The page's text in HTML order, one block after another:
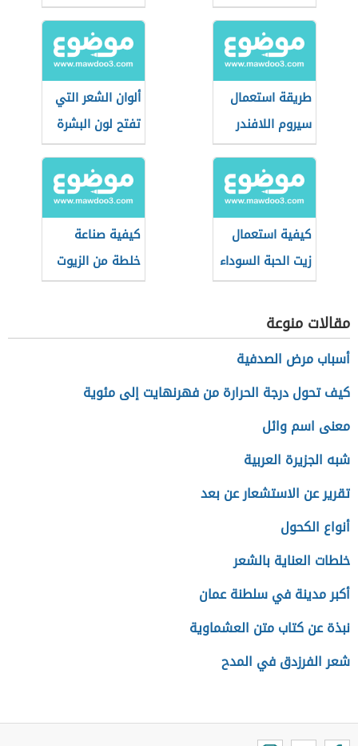
طريقة استعمال
سيروم اللافندر
للشعر
ألوان الشعر التي
تفتح لون البشرة
كيفية استعمال
زيت الحبة السوداء
للشعر
كيفية صناعة
خلطة من الزيوت
المفيدة للشعر
مقالات منوعة
أسباب مرض الصدفية
كيف تحول درجة الحرارة من فهرنهايت إلى مئوية
معنى اسم وائل
شبه الجزيرة العربية
تقرير عن الاستشعار عن بعد
أنواع الكحول
خلطات العناية بالشعر
أكبر مدينة في سلطنة عمان
نبذة عن كتاب متن العشماوية
شعر الفرزدق في المدح